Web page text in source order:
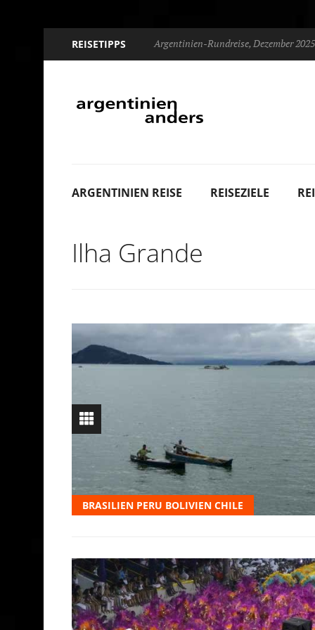
REISETIPPS Argentinien-Rundreise, Dezember 2025
ARGENTINIEN REISE REISEZIELE
Ilha Grande
BRASILIEN PERU BOLIVIEN CHILE